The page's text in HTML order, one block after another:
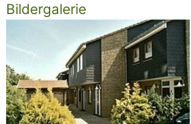
Bildergalerie